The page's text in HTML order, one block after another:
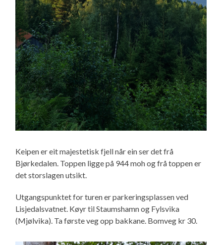
Keipen er eit majestetisk fjell når ein ser det frå
Bjørkedalen. Toppen ligge på 944 moh og frå toppen er
det storslagen utsikt.
Utgangspunktet for turen er parkeringsplassen ved
Lisjedalsvatnet. Køyr til Staumshamn og Fylsvika
(Mjølvika). Ta første veg opp bakkane. Bomveg kr 30.